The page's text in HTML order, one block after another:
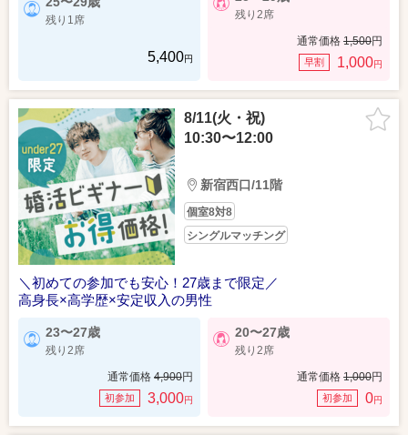
残り1席
5,400円
残り2席
通常価格 1,500円
早割 1,000円
8/11(火・祝)
10:30〜12:00
新宿西口/11階
個室8対8
シングルマッチング
＼初めての参加でも安心！27歳まで限定／
高身長×高学歴×安定収入の男性
23〜27歳
残り2席
通常価格 4,900円
初参加 3,000円
20〜27歳
残り2席
通常価格 1,000円
初参加 0円